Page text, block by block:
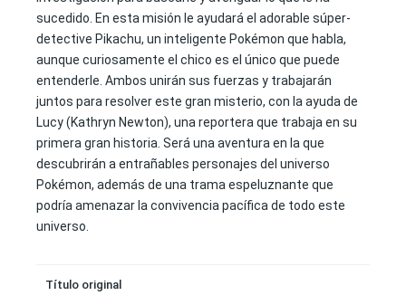
sucedido. En esta misión le ayudará el adorable súper-
detective Pikachu, un inteligente Pokémon que habla,
aunque curiosamente el chico es el único que puede
entenderle. Ambos unirán sus fuerzas y trabajarán
juntos para resolver este gran misterio, con la ayuda de
Lucy (Kathryn Newton), una reportera que trabaja en su
primera gran historia. Será una aventura en la que
descubrirán a entrañables personajes del universo
Pokémon, además de una trama espeluznante que
podría amenazar la convivencia pacífica de todo este
universo.
Título original